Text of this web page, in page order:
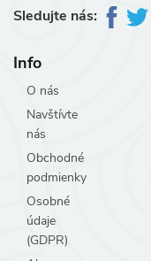
Sledujte nás:
Info
O nás
Navštívte
nás
Obchodné
podmienky
Osobné
údaje
(GDPR)